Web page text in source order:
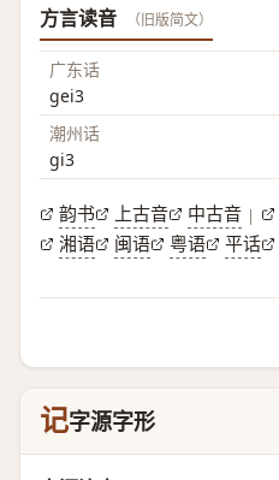
方言读音 （旧版简文）
广东话
gei3
潮州话
gi3
韵书 上古音 中古音 |
湘语
闽语 粤语 平话
记字源字形